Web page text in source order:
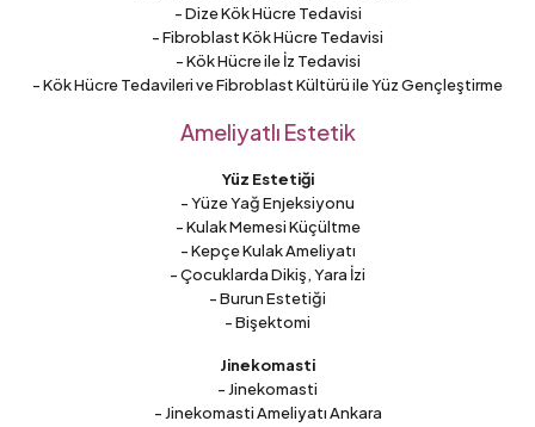
- Dize Kök Hücre Tedavisi
- Fibroblast Kök Hücre Tedavisi
- Kök Hücre ile İz Tedavisi
- Kök Hücre Tedavileri ve Fibroblast Kültürü ile Yüz Gençleştirme
Ameliyatlı Estetik
Yüz Estetiği
- Yüze Yağ Enjeksiyonu
- Kulak Memesi Küçültme
- Kepçe Kulak Ameliyatı
- Çocuklarda Dikiş, Yara İzi
- Burun Estetiği
- Bişektomi
Jinekomasti
- Jinekomasti
- Jinekomasti Ameliyatı Ankara